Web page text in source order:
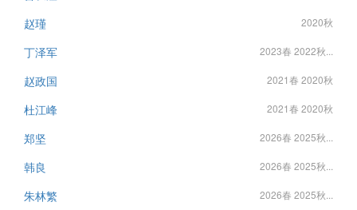
赵瑾 2020秋
丁泽军 2023春 2022秋...
赵政国 2021春 2020秋
杜江峰 2021春 2020秋
郑坚 2026春 2025秋...
韩良 2026春 2025秋...
朱林繁 2026春 2025秋...